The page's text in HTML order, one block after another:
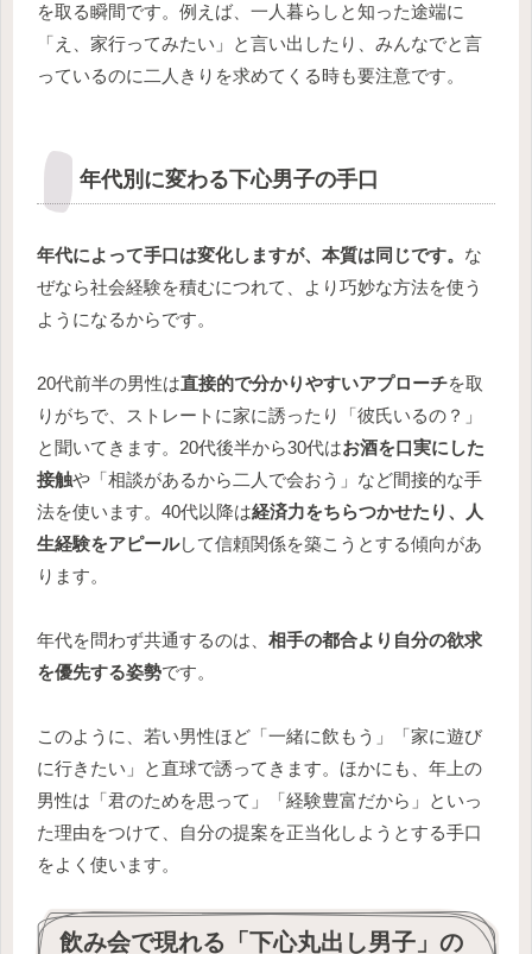
を取る瞬間です。例えば、一人暮らしと知った途端に
「え、家行ってみたい」と言い出したり、みんなでと言
っているのに二人きりを求めてくる時も要注意です。
年代別に変わる下心男子の手口
年代によって手口は変化しますが、本質は同じです。 な
ぜなら社会経験を積むにつれて、より巧妙な方法を使う
ようになるからです。
20代前半の男性は直接的で分かりやすいアプローチを取
りがちで、ストレートに家に誘ったり「彼氏いるの？」
と聞いてきます。20代後半から30代はお酒を口実にした
接触や「相談があるから二人で会おう」など間接的な手
法を使います。40代以降は経済力をちらつかせたり、人
生経験をアピールして信頼関係を築こうとする傾向があ
ります。
年代を問わず共通するのは、 相手の都合より自分の欲求
を優先する姿勢です。
このように、若い男性ほど「一緒に飲もう」「家に遊び
に行きたい」と直球で誘ってきます。ほかにも、年上の
男性は「君のためを思って」「経験豊富だから」といっ
た理由をつけて、自分の提案を正当化しようとする手口
をよく使います。
飲み会で現れる「下心丸出し男子」の